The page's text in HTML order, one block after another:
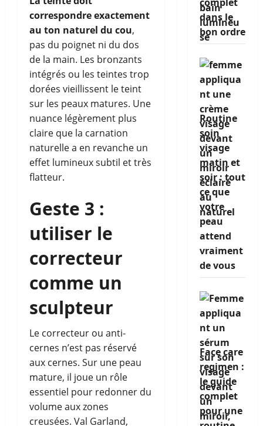
correspondre exactement
au ton naturel du cou,
pas du poignet ni du dos
de la main. Les bronzants
intégrés ou les teintes trop
dorées vieillissent le teint
sur les peaux matures. Une
nuance légèrement plus
claire que la carnation
naturelle a en revanche un
effet lumineux subtil et très
flatteur.
Geste 3 :
utiliser le
correcteur
comme un
sculpteur
Le correcteur ou anti-
cernes n’est pas réservé
aux cernes. Sur une peau
mature, il joue un rôle
essentiel pour redonner du
volume aux zones
creusées. Val Garland,
dans le
bon ordre
Routine
soin
visage
matin et
soir : tout
ce que
votre
peau
attend
vraiment
de vous
Face care
regimen :
le guide
complet
pour une